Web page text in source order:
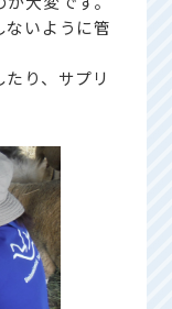
いように管
り、サプリ